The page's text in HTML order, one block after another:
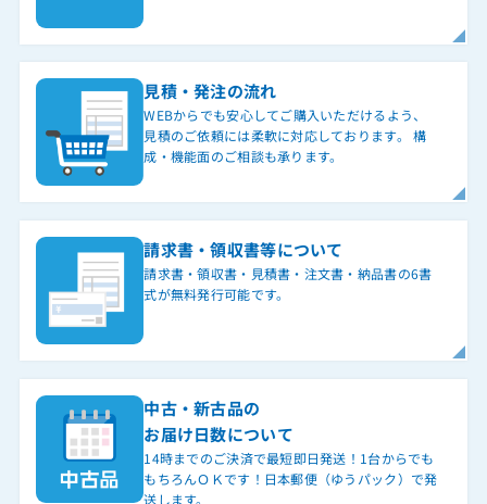
見積・発注の流れ
WEBからでも安心してご購入いただけるよう、
見積のご依頼には柔軟に対応しております。 構
成・機能面のご相談も承ります。
請求書・領収書等について
請求書・領収書・見積書・注文書・納品書の6書
式が無料発行可能です。
中古・新古品の
お届け日数について
14時までのご決済で最短即日発送！1台からでも
もちろんＯＫです！日本郵便（ゆうパック）で発
送します。